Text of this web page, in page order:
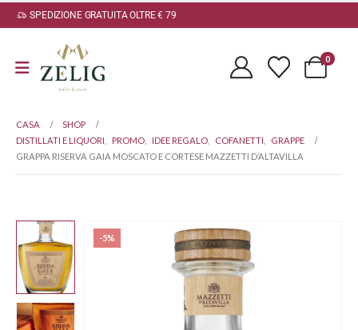
SPEDIZIONE GRATUITA OLTRE € 79
0
CASA
SHOP
DISTILLATI E LIQUORI
PROMO IDEE REGALO COFANETTI
GRAPPE
GRAPPA RISERVA GAIA MOSCATO E CORTESE MAZZETTI D’ALTAVILLA
-5%